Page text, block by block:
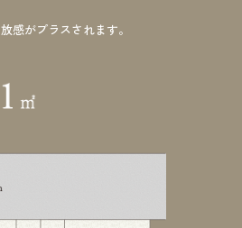
感がプラスされます。